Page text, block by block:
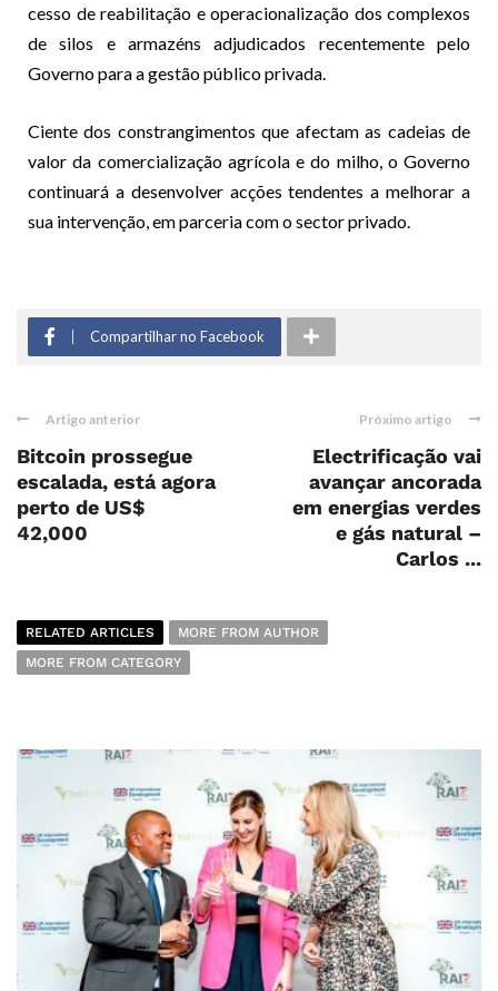
cesso de reabilitação e operacionalização dos complexos
de silos e armazéns adjudicados recentemente pelo
Governo para a gestão público privada.
Ciente dos constrangimentos que afectam as cadeias de
valor da comercialização agrícola e do milho, o Governo
continuará a desenvolver acções tendentes a melhorar a
sua intervenção, em parceria com o sector privado.
Compartilhar no Facebook
Artigo anterior
Bitcoin prossegue
escalada, está agora
perto de US$
42,000
Próximo artigo
Electrificação vai
avançar ancorada
em energias verdes
e gás natural –
Carlos ...
RELATED ARTICLES
MORE FROM AUTHOR
MORE FROM CATEGORY